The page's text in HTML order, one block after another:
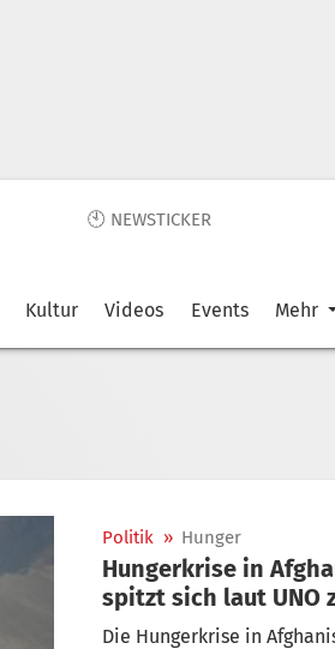
🕙 NEWSTICKER
Kultur Videos Events Mehr
Politik » Hunger
Hungerkrise in
spitzt sich laut UNO
Die Hungerkrise in